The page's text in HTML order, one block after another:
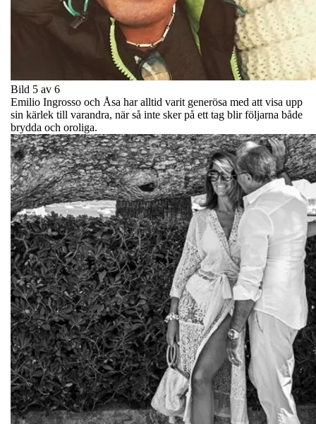
Bild 5 av 6
Emilio Ingrosso och Åsa har alltid varit generösa med att visa upp
sin kärlek till varandra, när så inte sker på ett tag blir följarna både
brydda och oroliga.